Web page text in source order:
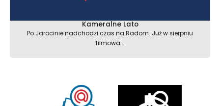
Kameralne Lato
Po Jarocinie nadchodzi czas na Radom. Już w sierpniu
filmowa...